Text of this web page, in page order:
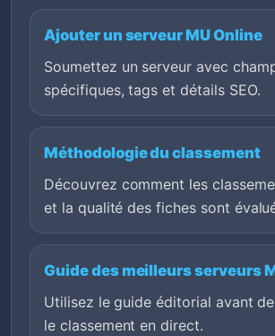
Ajouter un serveur MU Online
Soumettez un serveur avec
spécifiques, tags et détails SEO.
Méthodologie du classement
Découvrez comment les
et la qualité des fiches sont
Guide des meilleurs serveurs
Utilisez le guide éditorial avant
le classement en direct.